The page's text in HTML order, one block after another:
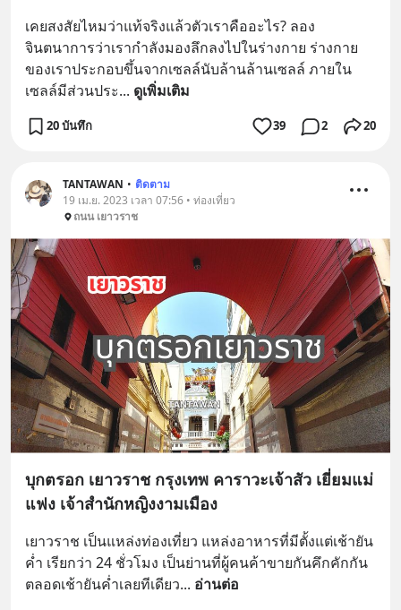
เคยสงสัยไหมว่าแท้จริงแล้วตัวเราคืออะไร? ลอง
จินตนาการว่าเรากำลังมองลึกลงไปในร่างกาย ร่างกาย
ของเราประกอบขึ้นจากเซลล์นับล้านล้านเซลล์ ภายใน
เซลล์มีส่วนประ... ดูเพิ่มเติม
20 บันทึก 39 2 20
TANTAWAN • ติดตาม
19 เม.ย. 2023 เวลา 07:56 • ท่องเที่ยว
ถนน เยาวราช
บุกตรอก เยาวราช กรุงเทพ คาราวะเจ้าสัว เยี่ยมแม่
แฟง เจ้าสำนักหญิงงามเมือง
เยาวราช เป็นแหล่งท่องเที่ยว แหล่งอาหารที่มีตั้งแต่เช้ายัน
ค่ำ เรียกว่า 24 ชั่วโมง เป็นย่านที่ผู้คนค้าขายกันคึกคักกัน
ตลอดเช้ายันค่ำเลยทีเดียว... อ่านต่อ